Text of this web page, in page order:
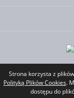
Strona korzysta z
Polityką Plików Cookies.
dostępu do